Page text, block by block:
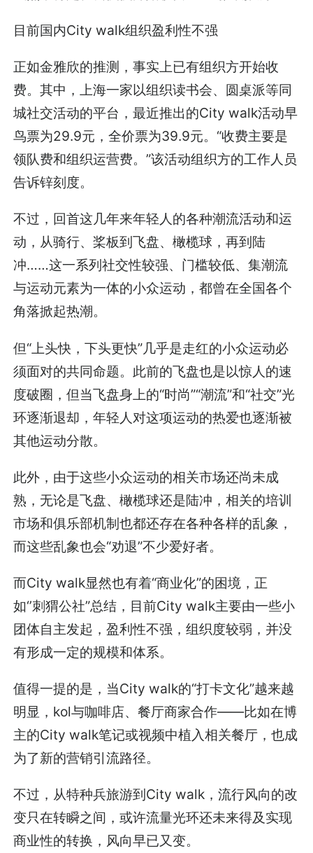
目前国内City walk组织盈利性不强
正如金雅欣的推测，事实上已有组织方开始收
费。其中，上海一家以组织读书会、圆桌派等同
城社交活动的平台，最近推出的City walk活动早
鸟票为29.9元，全价票为39.9元。“收费主要是
领队费和组织运营费。”该活动组织方的工作人员
告诉锌刻度。
不过，回首这几年来年轻人的各种潮流活动和运
动，从骑行、桨板到飞盘、橄榄球，再到陆
冲……这一系列社交性较强、门槛较低、集潮流
与运动元素为一体的小众运动，都曾在全国各个
角落掀起热潮。
但“上头快，下头更快”几乎是走红的小众运动必
须面对的共同命题。此前的飞盘也是以惊人的速
度破圈，但当飞盘身上的“时尚”“潮流”和“社交”光
环逐渐退却，年轻人对这项运动的热爱也逐渐被
其他运动分散。
此外，由于这些小众运动的相关市场还尚未成
熟，无论是飞盘、橄榄球还是陆冲，相关的培训
市场和俱乐部机制也都还存在各种各样的乱象，
而这些乱象也会“劝退”不少爱好者。
而City walk显然也有着“商业化”的困境，正
如‘’刺猬公社”总结，目前City walk主要由一些小
团体自主发起，盈利性不强，组织度较弱，并没
有形成一定的规模和体系。
值得一提的是，当City walk的“打卡文化”越来越
明显，kol与咖啡店、餐厅商家合作——比如在博
主的City walk笔记或视频中植入相关餐厅，也成
为了新的营销引流路径。
不过，从特种兵旅游到City walk，流行风向的改
变只在转瞬之间，或许流量光环还未来得及实现
商业性的转换，风向早已又变。